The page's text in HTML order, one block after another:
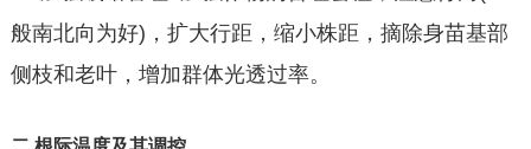
般南北向为好)，扩大行距，缩小株距，摘除身苗基部
侧枝和老叶，增加群体光透过率。